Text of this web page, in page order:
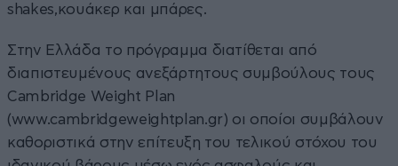
shakes,κουάκερ και μπάρες.
Στην Ελλάδα το πρόγραμμα διατίθεται από
διαπιστευμένους ανεξάρτητους συμβούλους τους
Cambridge Weight Plan
(www.cambridgeweightplan.gr) οι οποίοι συμβάλουν
καθοριστικά στην επίτευξη του τελικού στόχου του